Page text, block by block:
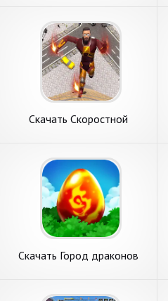
APK на Андроид
Скачать Скоростной
на Андроид
Скачать Город драконов
Андроид